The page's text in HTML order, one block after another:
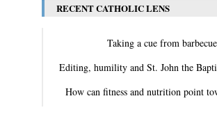
RECENT CATHOLIC LENS
Taking a cue from barbecue
Editing, humility and St. John the
How can fitness and nutrition point